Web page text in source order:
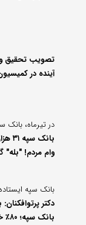
تصویب تحقیق
آینده در
در تیرماه، بانک
وام مردم!
بانک سپه
دکتر
بانک سپه؛ ۸۰٪ خدمات احیا شد